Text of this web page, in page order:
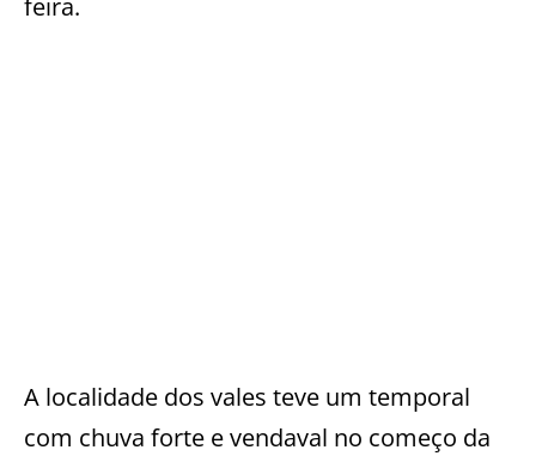
feira.
A localidade dos vales teve um temporal
com chuva forte e vendaval no começo da